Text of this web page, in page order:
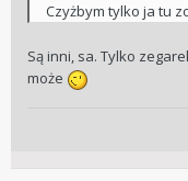
Czyżbym tylko ja tu
Są inni, sa. Tylko
może